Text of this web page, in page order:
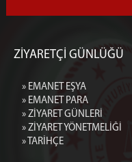
ZİYARETÇİ GÜNLÜĞÜ
» EMANET EŞYA
» EMANET PARA
» ZİYARET GÜNLERİ
» ZİYARET YÖNETMELİĞİ
» TARİHÇE